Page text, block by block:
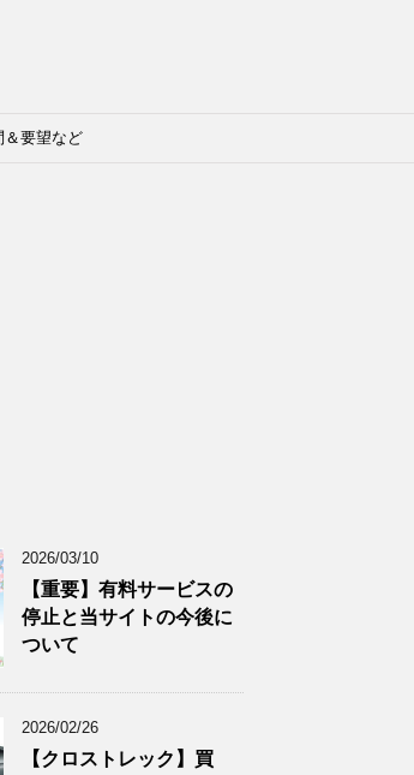
＆要望など
2026/03/10
【重要】有料サービスの
停止と当サイトの今後に
ついて
2026/02/26
【クロストレック】買